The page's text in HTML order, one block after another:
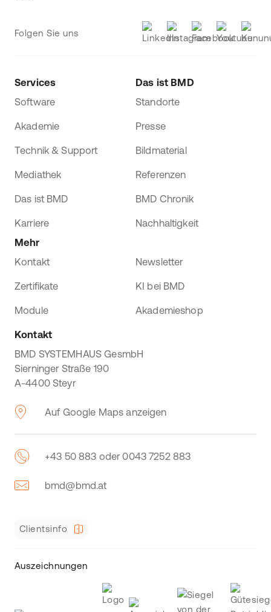
Folgen Sie uns
Services
Software
Akademie
Technik & Support
Mediathek
Das ist BMD
Karriere
Das ist BMD
Standorte
Presse
Bildmaterial
Referenzen
BMD Chronik
Nachhaltigkeit
Mehr
Kontakt
Newsletter
Zertifikate KI bei BMD
Module Akademieshop
Kontakt
BMD SYSTEMHAUS GesmbH
Sierninger Straße 190
A-4400 Steyr
Auf Google Maps anzeigen
+43 50 883 oder 0043 7252 883
bmd@bmd.at
Clientsinfo
Auszeichnungen